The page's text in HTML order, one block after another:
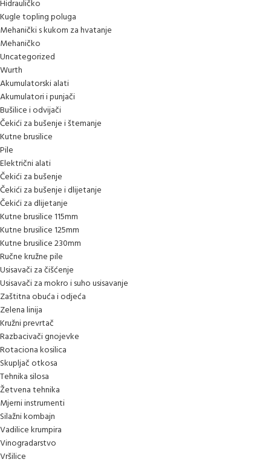
Hidrauličko
Kugle topling poluga
Mehanički s kukom za hvatanje
Mehaničko
Uncategorized
Wurth
Akumulatorski alati
Akumulatori i punjači
Bušilice i odvijači
Čekići za bušenje i štemanje
Kutne brusilice
Pile
Električni alati
Čekići za bušenje
Čekići za bušenje i dlijetanje
Čekići za dlijetanje
Kutne brusilice 115mm
Kutne brusilice 125mm
Kutne brusilice 230mm
Ručne kružne pile
Usisavači za čišćenje
Usisavači za mokro i suho usisavanje
Zaštitna obuća i odjeća
Zelena linija
Kružni prevrtač
Razbacivači gnojevke
Rotaciona kosilica
Skupljač otkosa
Tehnika silosa
Žetvena tehnika
Mjerni instrumenti
Silažni kombajn
Vadilice krumpira
Vinogradarstvo
Vršilice